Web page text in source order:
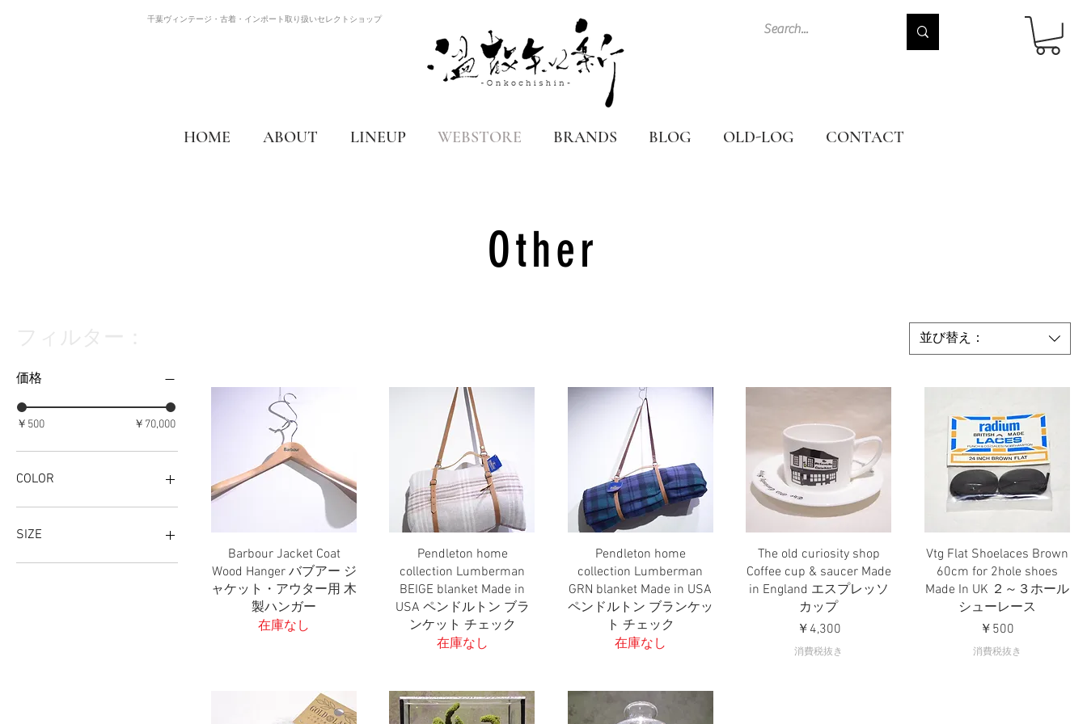
千葉ヴィンテージ・古着・インポート取り扱いセレクトショップ
HOME ABOUT LINEUP WEBSTORE BRANDS BLOG OLD-LOG CONTACT
Other
価格
￥500 ￥70,000
COLOR
SIZE
FREE
並び替え：
クイックビュー
Barbour Jacket Coat
Wood Hanger バブアー ジ
ャケット・アウター用 木
製ハンガー
在庫なし
クイックビュー
Pendleton home
collection Lumberman
BEIGE blanket Made in
USA ペンドルトン ブラ
ンケット チェック
在庫なし
クイックビュー
Pendleton home
collection Lumberman
GRN blanket Made in USA
ペンドルトン ブランケッ
ト チェック
在庫なし
クイックビュー
The old curiosity shop
Coffee cup & saucer Made
in England エスプレッソ
カップ
価格
￥4,300
消費税抜き
クイックビュー
Vtg Flat Shoelaces Brown
60cm for 2hole shoes
Made In UK ２～３ホール
シューレース
価格
￥500
消費税抜き